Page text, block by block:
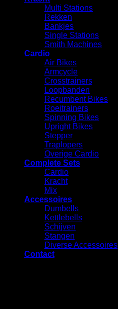
Multi Stations
Rekken
⁠Bankjes
Single Stations
Smith Machines
Cardio
Air Bikes
Armcycle
Crosstrainers
Loopbanden
Recumbent Bikes
Roeitrainers
Spinning Bikes
Upright Bikes
Stepper
Traplopers
Overige Cardio
Complete Sets
Cardio
⁠Kracht
Mix
Accessoires
⁠Dumbells
Kettlebells
⁠Schijven
Stangen
Diverse Accessoires
Contact